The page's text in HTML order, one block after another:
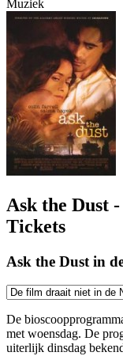
Muziek
Ask the Dust
Tickets
Ask the Dust in
De
met woensdag. De
uiterlijk dinsdag